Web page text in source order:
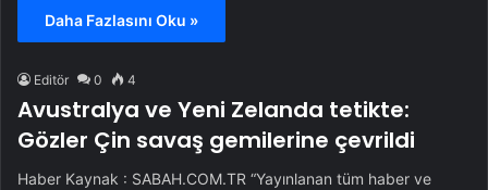
Daha Fazlasını Oku »
Editör 0 4
Avustralya ve Yeni Zelanda tetikte:
Gözler Çin savaş gemilerine çevrildi
Haber Kaynak : SABAH.COM.TR “Yayınlanan tüm haber ve